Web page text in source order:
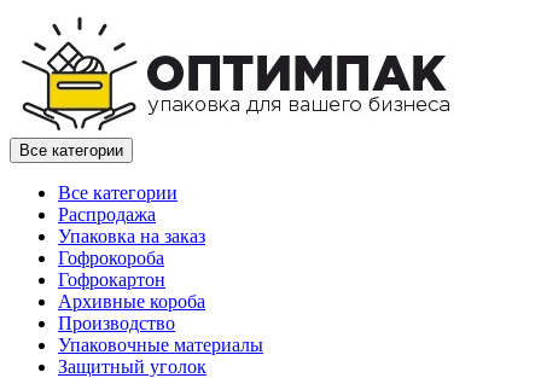
Все категории
Все категории
Распродажа
Упаковка на заказ
Гофрокороба
Гофрокартон
Архивные короба
Производство
Упаковочные материалы
Защитный уголок